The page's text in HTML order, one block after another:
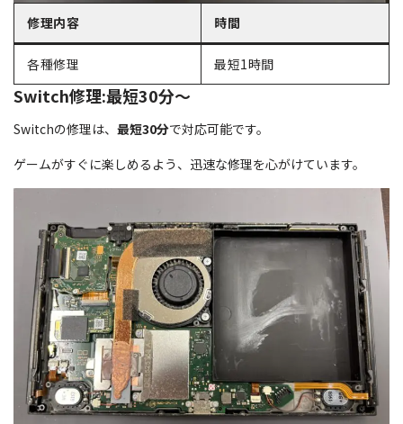
修理内容 時間
各種修理 最短1時間
Switch修理:最短30分～
Switchの修理は、 最短30分で対応可能です。
ゲームがすぐに楽しめるよう、迅速な修理を心がけています。